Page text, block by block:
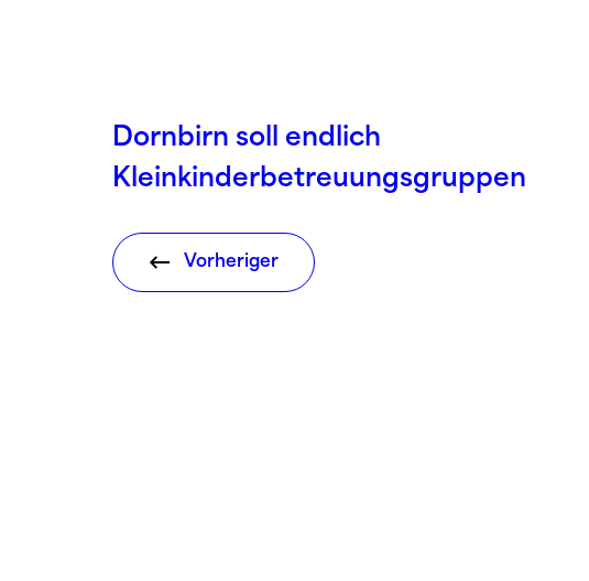
Dornbirn soll endlich
Kleinkinderbetreuungsgruppen
Vorheriger